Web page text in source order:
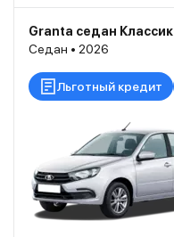
Granta седан Классик
Седан • 2026
Льготный кредит